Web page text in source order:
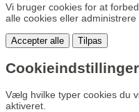
Vi bruger cookies for at
alle cookies eller
Accepter alle Tilpas
Cookieindstillinger
Vælg hvilke typer cookies du
aktiveret.